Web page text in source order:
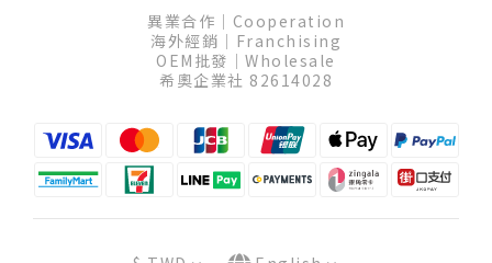
異業合作│Cooperation
海外經銷│Franchising
OEM批發│Wholesale
希奧企業社 82614028